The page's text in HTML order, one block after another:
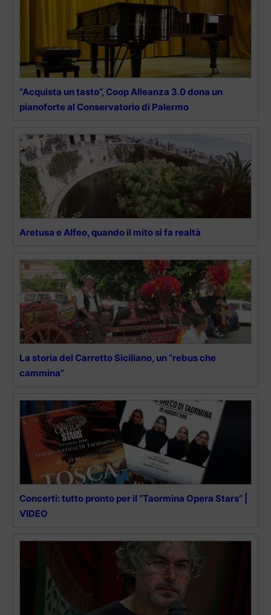
“Acquista un tasto”, Coop Alleanza 3.0 dona un
pianoforte al Conservatorio di Palermo
Aretusa e Alfeo, quando il mito si fa realtà
La storia del Carretto Siciliano, un “rebus che
cammina”
Concerti: tutto pronto per il “Taormina Opera Stars” |
VIDEO